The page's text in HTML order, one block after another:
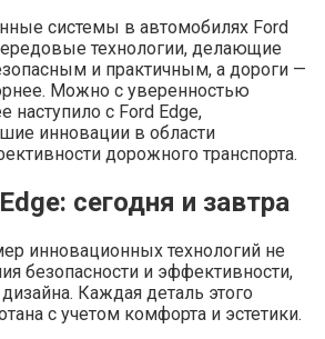
системы в автомобилях Ford
технологии, делающие
и практичным, а дороги —
Можно с уверенностью
наступило с Ford Edge,
инновации в области
дорожного транспорта.
сегодня и завтра
инновационных технологий не
безопасности и эффективности,
Каждая деталь этого
с учетом комфорта и эстетики.